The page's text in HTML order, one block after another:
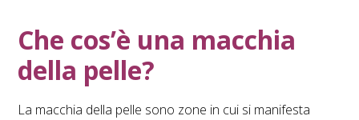
Che cos’è una macchia
della pelle?
La macchia della pelle sono zone in cui si manifesta